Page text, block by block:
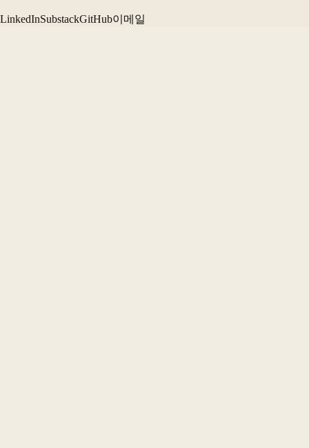
LinkedInSubstackGitHub이메일